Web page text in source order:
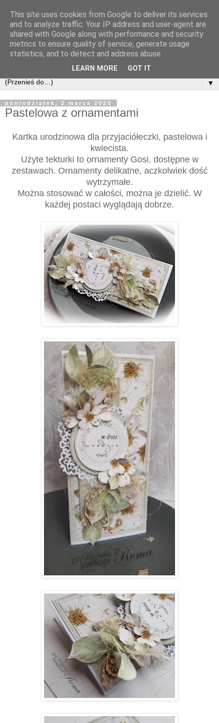
▼
poniedziałek, 2 marca 2020
Pastelowa z ornamentami
Kartka urodzinowa dla przyjaciółeczki, pastelowa i
kwiecista.
Użyte tekturki to ornamenty Gosi, dostępne w
zestawach. Ornamenty delikatne, aczkolwiek dość
wytrzymałe.
Można stosować w całości, można je dzielić. W
każdej postaci wyglądają dobrze.
This site uses cookies from Google to deliver its services
and to analyze traffic. Your IP address and user-agent are
shared with Google along with performance and security
metrics to ensure quality of service, generate usage
statistics, and to detect and address abuse.
LEARN MORE GOT IT